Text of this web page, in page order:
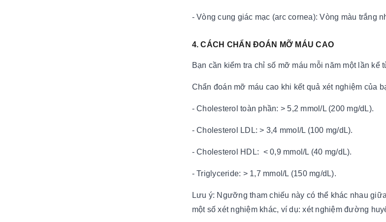
- Vòng cung giác mạc (arc cornea): Vòng màu trắng
4. CÁCH CHẨN ĐOÁN MỠ MÁU CAO
Bạn cần kiểm tra chỉ số mỡ máu mỗi năm một lần
Chẩn đoán mỡ máu cao khi kết quả xét nghiệm của
- Cholesterol toàn phần: > 5,2 mmol/L (200 mg/dL).
- Cholesterol LDL: > 3,4 mmol/L (100 mg/dL).
- Cholesterol HDL: < 0,9 mmol/L (40 mg/dL).
- Triglyceride: > 1,7 mmol/L (150 mg/dL).
Lưu ý: Ngưỡng tham chiếu này có thể khác nhau
một số xét nghiệm khác, ví dụ: xét nghiệm đường